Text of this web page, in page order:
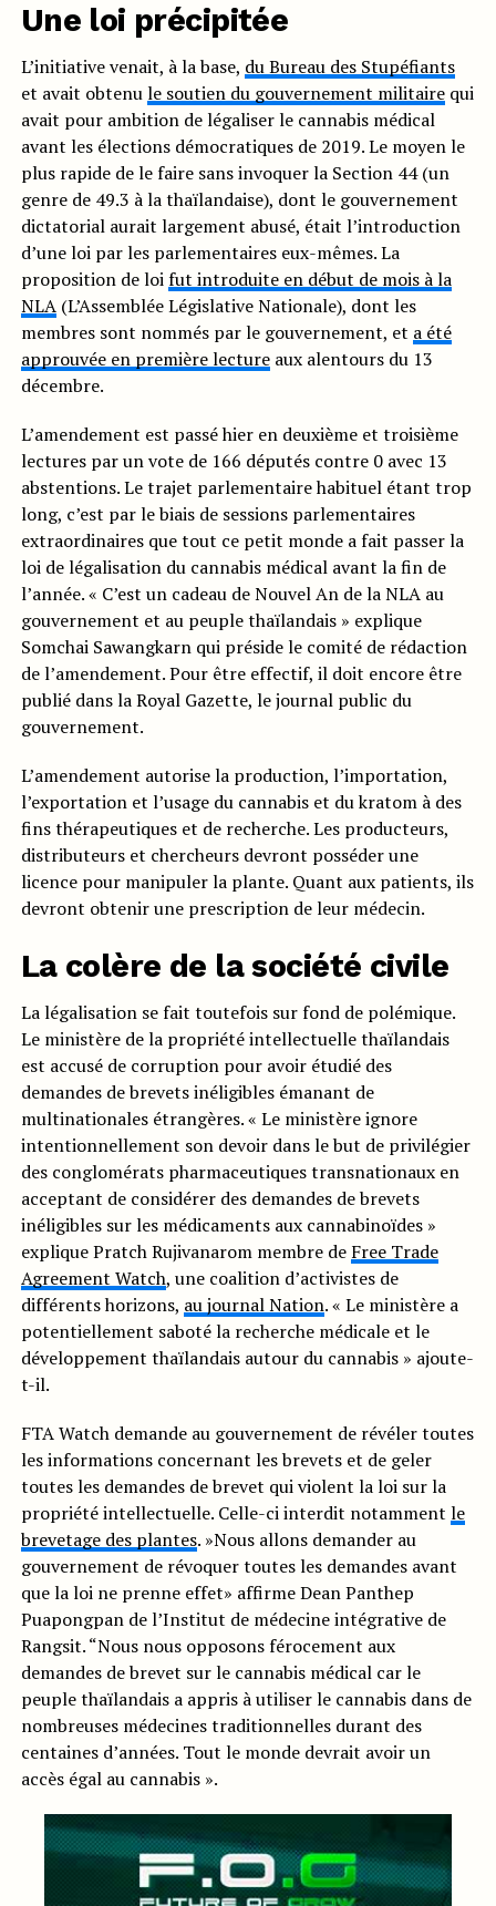
Une loi précipitée
L’initiative venait, à la base, du Bureau des Stupéfiants
et avait obtenule soutien du gouvernement militairequi
avait pour ambition de légaliser le cannabis médical
avant les élections démocratiques de 2019. Le moyen le
plus rapide de le faire sans invoquer la Section 44 (un
genre de 49.3 à la thaïlandaise), dont le gouvernement
dictatorial aurait largement abusé, était l’introduction
d’une loi par les parlementaires eux-mêmes. La
proposition de loifut introduite en début de mois à la
NLA(L’Assemblée Législative Nationale), dont les
membres sont nommés par le gouvernement, et a été
approuvée en première lectureaux alentours du 13
décembre.
L’amendement est passé hier en deuxième et troisième
lectures par un vote de 166 députés contre 0 avec 13
abstentions. Le trajet parlementaire habituel étant trop
long, c’est par le biais de sessions parlementaires
extraordinaires que tout ce petit monde a fait passer la
loi de légalisation du cannabis médical avant la fin de
l’année. « C’est un cadeau de Nouvel An de la NLA au
gouvernement et au peuple thaïlandais » explique
Somchai Sawangkarn qui préside le comité de rédaction
de l’amendement. Pour être effectif, il doit encore être
publié dans la Royal Gazette, le journal public du
gouvernement.
L’amendement autorise la production, l’importation,
l’exportation et l’usage du cannabis et du kratom à des
fins thérapeutiques et de recherche. Les producteurs,
distributeurs et chercheurs devront posséder une
licence pour manipuler la plante. Quant aux patients, ils
devront obtenir une prescription de leur médecin.
La colère de la société civile
La légalisation se fait toutefois sur fond de polémique.
Le ministère de la propriété intellectuelle thaïlandais
est accusé de corruption pour avoir étudié des
demandes de brevets inéligibles émanant de
multinationales étrangères. « Le ministère ignore
intentionnellement son devoir dans le but de privilégier
des conglomérats pharmaceutiques transnationaux en
acceptant de considérer des demandes de brevets
inéligibles sur les médicaments aux cannabinoïdes »
explique Pratch Rujivanarom membre de Free Trade
Agreement Watch, une coalition d’activistes de
différents horizons, au journal Nation. « Le ministère a
potentiellement saboté la recherche médicale et le
développement thaïlandais autour du cannabis » ajoute-
t-il.
FTA Watch demande au gouvernement de révéler toutes
les informations concernant les brevets et de geler
toutes les demandes de brevet qui violent la loi sur la
propriété intellectuelle. Celle-ci interdit notamment le
brevetage des plantes. »Nous allons demander au
gouvernement de révoquer toutes les demandes avant
que la loi ne prenne effet» affirme Dean Panthep
Puapongpan de l’Institut de médecine intégrative de
Rangsit. “Nous nous opposons férocement aux
demandes de brevet sur le cannabis médical car le
peuple thaïlandais a appris à utiliser le cannabis dans de
nombreuses médecines traditionnelles durant des
centaines d’années. Tout le monde devrait avoir un
accès égal au cannabis ».